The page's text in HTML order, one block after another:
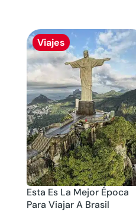
Viajes
Esta Es La Mejor Época
Para Viajar A Brasil